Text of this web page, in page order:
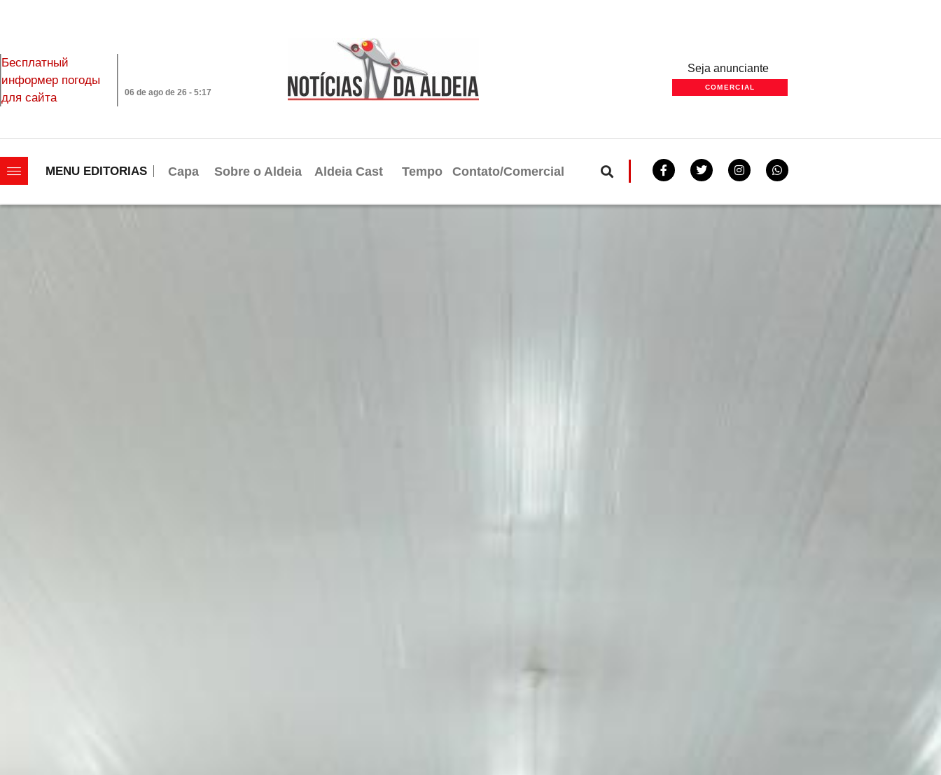
Бесплатный
информер погоды
для сайта
06 de ago de 26 - 5:17
Seja anunciante
COMERCIAL
MENU EDITORIAS Capa Sobre o Aldeia Aldeia Cast Tempo Contato/Comercial